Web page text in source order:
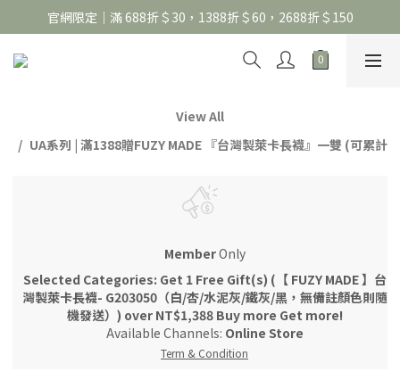
官網限定｜滿 688折＄30，1388折＄60，2688折＄150
官網限定｜滿 688折＄30，1388折＄60，2688折＄150
United Athle系列｜註冊會員299免運
View All
UA系列 | 滿1388贈FUZY MADE 『台灣製萊卡長襪』一雙 (可累計
MemberOnly
Selected Categories: Get 1 Free Gift(s) (【 FUZY MADE 】台
灣製萊卡長襪- G203050（白/杏/水泥灰/鐵灰/黑，無備註顏色則隨
機發送）) over NT$1,388 Buy more Get more!
Available Channels: Online Store
Term & Condition